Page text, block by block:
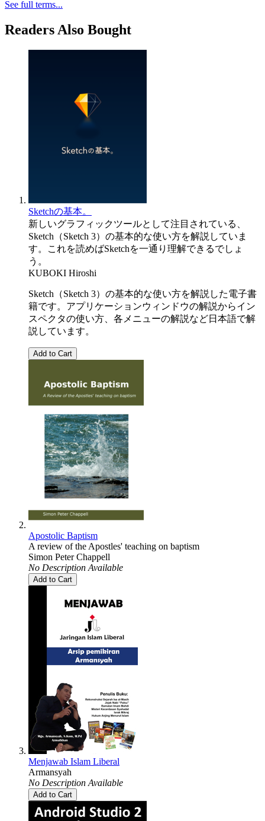
See full terms...
Readers Also Bought
Sketchの基本。
新しいグラフィックツールとして注目されている、
Sketch（Sketch 3）の基本的な使い方を解説していま
す。これを読めばSketchを一通り理解できるでしょ
う。
KUBOKI Hiroshi
Sketch（Sketch 3）の基本的な使い方を解説した電子書
籍です。アプリケーションウィンドウの解説からイン
スペクタの使い方、各メニューの解説など日本語で解
説しています。
Add to Cart
Apostolic Baptism
A review of the Apostles' teaching on baptism
Simon Peter Chappell
No Description Available
Add to Cart
Menjawab Islam Liberal
Armansyah
No Description Available
Add to Cart